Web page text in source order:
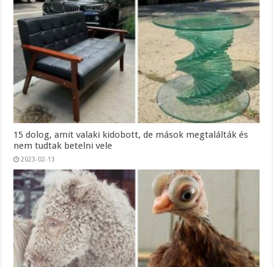
15 dolog, amit valaki kidobott, de mások megtalálták és
nem tudtak betelni vele
2023-02-13